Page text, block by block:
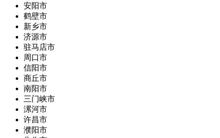
安阳市
鹤壁市
新乡市
济源市
驻马店市
周口市
信阳市
商丘市
南阳市
三门峡市
漯河市
许昌市
濮阳市